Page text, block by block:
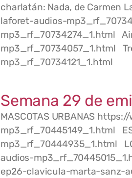
charlatán: Nada, de Carmen
laforet-audios-
mp3_rf_70734274_1.html
mp3_rf_70734057_1.html
mp3_rf_70734121_1.html
Semana 29 de
MASCOTAS URBANAS
mp3_rf_70445149_1.html
mp3_rf_70444935_1.html
audios-
ep26-clavicula-marta-sanz-